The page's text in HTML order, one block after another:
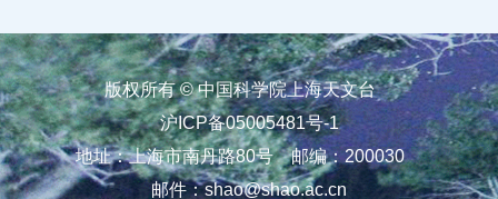
版权所有 © 中国科学院上海天文台
沪ICP备05005481号-1
地址：上海市南丹路80号
邮编：200030
邮件：shao@shao.ac.cn